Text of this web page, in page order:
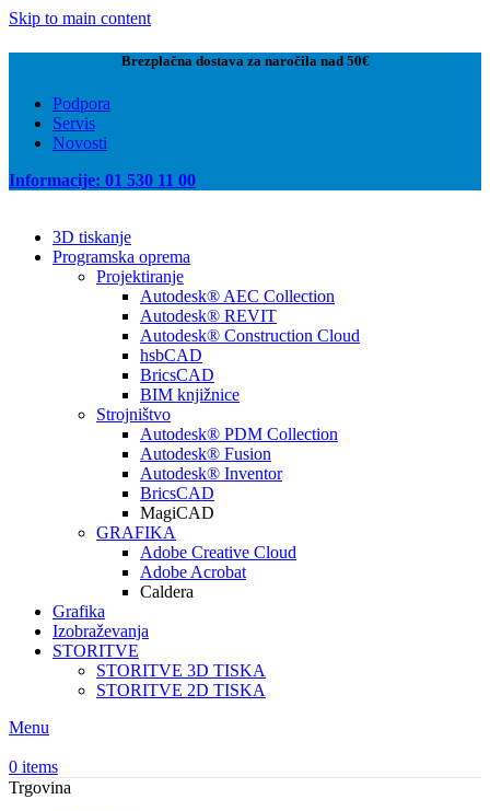
Skip to main content
Brezplačna dostava za naročila nad 50€
Podpora
Servis
Novosti
Informacije: 01 530 11 00
3D tiskanje
Programska oprema
Projektiranje
Autodesk® AEC Collection
Autodesk® REVIT
Autodesk® Construction Cloud
hsbCAD
BricsCAD
BIM knjižnice
Strojništvo
Autodesk® PDM Collection
Autodesk® Fusion
Autodesk® Inventor
BricsCAD
MagiCAD
GRAFIKA
Adobe Creative Cloud
Adobe Acrobat
Caldera
Grafika
Izobraževanja
STORITVE
STORITVE 3D TISKA
STORITVE 2D TISKA
Menu
0 items
Trgovina